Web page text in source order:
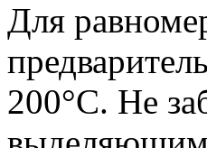
Для
200°C. Не